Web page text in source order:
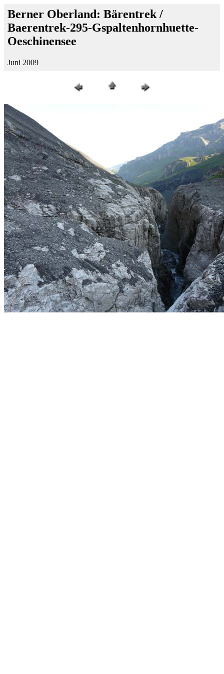
Berner Oberland: Bärentrek /
Baerentrek-295-Gspaltenhornhuette-
Oeschinensee
Juni 2009